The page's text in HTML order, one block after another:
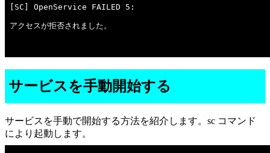
アクセスが拒否されました。
サービスを手動開始する
サービスを手動で開始する方法を紹介します。sc コマンド
により起動します。